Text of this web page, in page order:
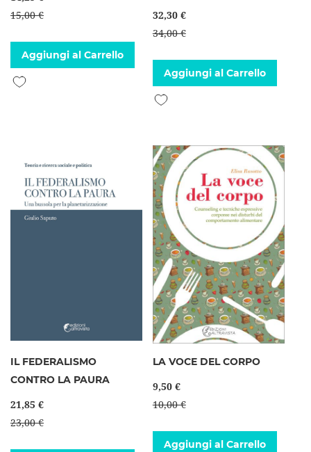
15,00 €
Aggiungi al Carrello
Aggiungi alla lista desideri
32,30 €
34,00 €
Aggiungi al Carrello
Aggiungi alla lista desideri
IL FEDERALISMO
CONTRO LA PAURA
21,85 €
23,00 €
LA VOCE DEL CORPO
9,50 €
10,00 €
Aggiungi al Carrello